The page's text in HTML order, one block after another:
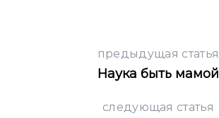
предыдущая статья
Наука быть мамой
следующая статья